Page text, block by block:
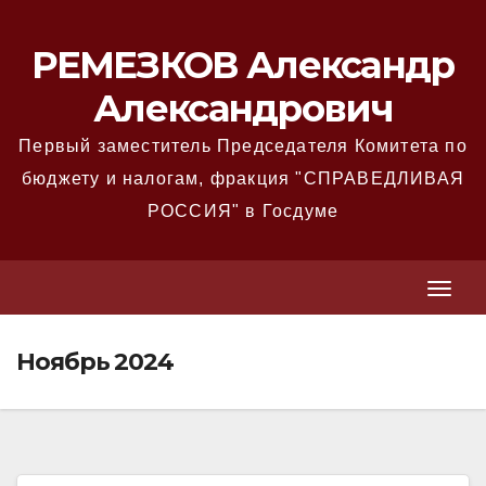
содержимому
РЕМЕЗКОВ Александр
Александрович
Первый заместитель Председателя Комитета по
бюджету и налогам, фракция "СПРАВЕДЛИВАЯ
РОССИЯ" в Госдуме
T
Ноябрь 2024